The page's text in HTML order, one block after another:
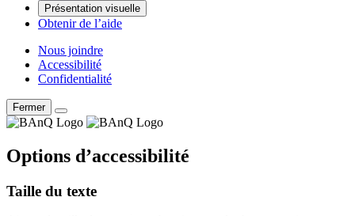
Présentation visuelle
Obtenir de l’aide
Nous joindre
Accessibilité
Confidentialité
Fermer
Options d’accessibilité
Taille du texte